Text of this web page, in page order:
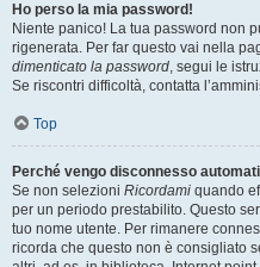
Ho perso la mia password!
Niente panico! La tua password non
rigenerata. Per far questo vai nella
dimenticato la password, segui le
Se riscontri difficoltà, contatta
Top
Perché vengo disconnesso
Se non selezioni Ricordami quando
per un periodo prestabilito. Questo
tuo nome utente. Per rimanere
ricorda che questo non è consigliato